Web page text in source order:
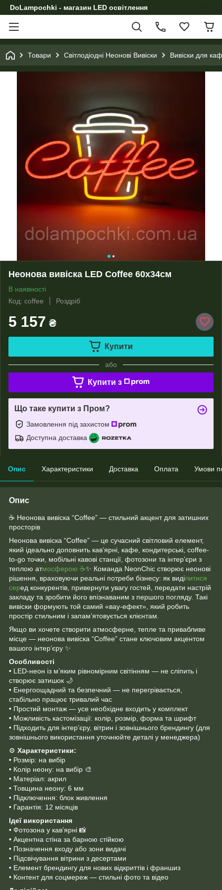
DoLampochki - магазин LED освітлення
Товари Світлодіодні Неонові Вивіски Вивіски для
Неонова вивіска LED Сoffee 60х34см
В наявності
Код: coffee
Роздріб
5 157 ₴
Купити
або
Купити з
Що таке купити з Пром?
Замовлення під захистом
Доступна доставка
Опис Характеристики Доставка Оплата Умови
Опис
☕ Неонова вивіска “Coffee” — стильний акцент для затишних
просторів
Неонова вивіска “Coffee” — це сучасний світловий елемент,
який ідеально доповнить кав’ярні, кафе, кондитерські, coffee-
to-go точки, мобільні кавові станції, фотозони та інтер’єри з
теплою атмосферою ☕✨ Команда NeonChic створює неонові
рішення, враховуючи реальні потреби бізнесу: як виділитися
серед конкурентів, привернути увагу гостей, передати настрій
закладу та зробити його впізнаваним з першого погляду. Такі
вивіски формують той самий «вау-ефект», який робить
простір стильним і запам’ятовується клієнтам.
Якщо ви хочете створити атмосферне, тепле та привабливе
місце — неонова вивіска “Coffee” стане ключовим акцентом
вашого інтер’єру ✨
Особливості
• LED-неон із м’яким рівномірним світінням — не сліпить і
створює затишок 🌙
• Енергоощадний та безпечний — не перегрівається,
стабільно працює тривалий час
• Простий монтаж — усе необхідне входить у комплект
• Можливість кастомізації: колір, розмір, форма та шрифт
• Підходить для інтер’єру, вітрин і зовнішнього брендингу (для
зовнішнього використання уточнюйте деталі у менеджера)
⚙️ Характеристики:
• Розмір: на вибір
• Колір неону: на вибір 🎨
• Матеріал: акрил
• Товщина неону: 6 мм
• Підключення: блок живлення
• Гарантія: 12 місяців
Ідеї використання
• Фотозона у кав’ярні 📸
• Акцентна стіна за барною стійкою
• Позначення входу або зони видачі
• Підсвічування вітрини з десертами
• Елемент брендингу для нових відкриттів і франшиз
• Контент для соцмереж — стильні фото та відео